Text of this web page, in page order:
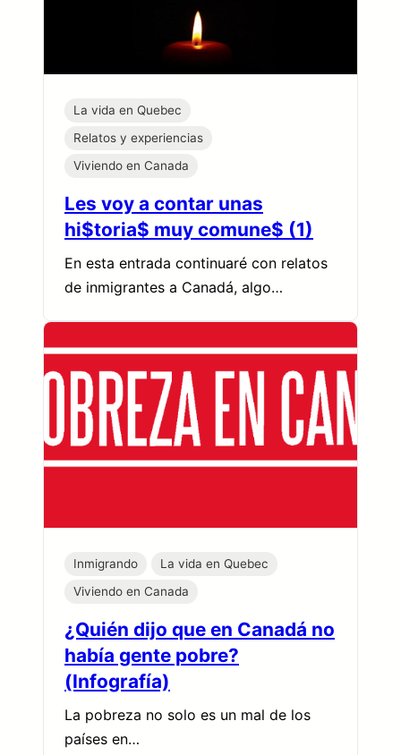
La vida en Quebec
Relatos y experiencias
Viviendo en Canada
Les voy a contar unas
hi$toria$ muy comune$ (1)
En esta entrada continuaré con relatos
de inmigrantes a Canadá, algo…
Inmigrando
La vida en Quebec
Viviendo en Canada
¿Quién dijo que en Canadá no
había gente pobre?
(Infografía)
La pobreza no solo es un mal de los
países en…